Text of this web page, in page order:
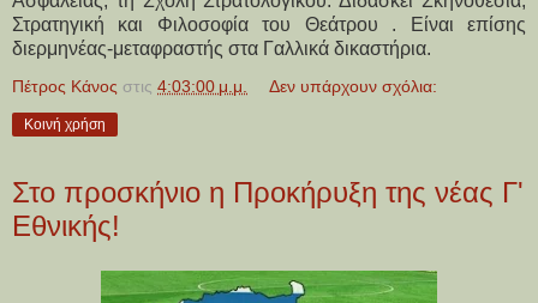
Στρατηγική και Φιλοσοφία του Θεάτρου . Είναι επίσης
διερμηνέας-μεταφραστής στα Γαλλικά δικαστήρια.
Πέτρος Κάνος στις 4:03:00 μ.μ. Δεν υπάρχουν σχόλια:
Κοινή χρήση
Στο προσκήνιο η Προκήρυξη της νέας Γ'
Εθνικής!